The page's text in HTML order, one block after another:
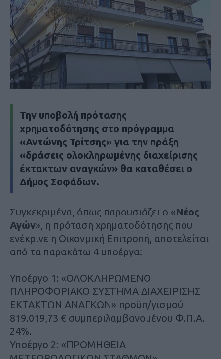
Την υποβολή πρότασης
χρηματοδότησης στο πρόγραμμα
«Αντώνης Τρίτσης» για την πράξη
«δράσεις ολοκληρωμένης διαχείρισης
έκτακτων αναγκών» θα καταθέσει ο
Δήμος Σοφάδων.
Συγκεκριμένα, όπως παρουσιάζει ο «Νέος
Αγών», η πρόταση χρηματοδότησης που
ενέκρινε η Οικονμική Επιτροπή, αποτελείται
από τα παρακάτω 4 υποέργα:
Υποέργο 1: «ΟΛΟΚΛΗΡΩΜΕΝΟ
ΠΛΗΡΟΦΟΡΙΑΚΟ ΣΥΣΤΗΜΑ ΔΙΑΧΕΙΡΙΣΗΣ
ΕΚΤΑΚΤΩΝ ΑΝΑΓΚΩΝ» προϋπ/γισμού
819.019,73 € συμπεριλαμβανομένου Φ.Π.Α.
24%.
Υποέργο 2: «ΠΡΟΜΗΘΕΙΑ